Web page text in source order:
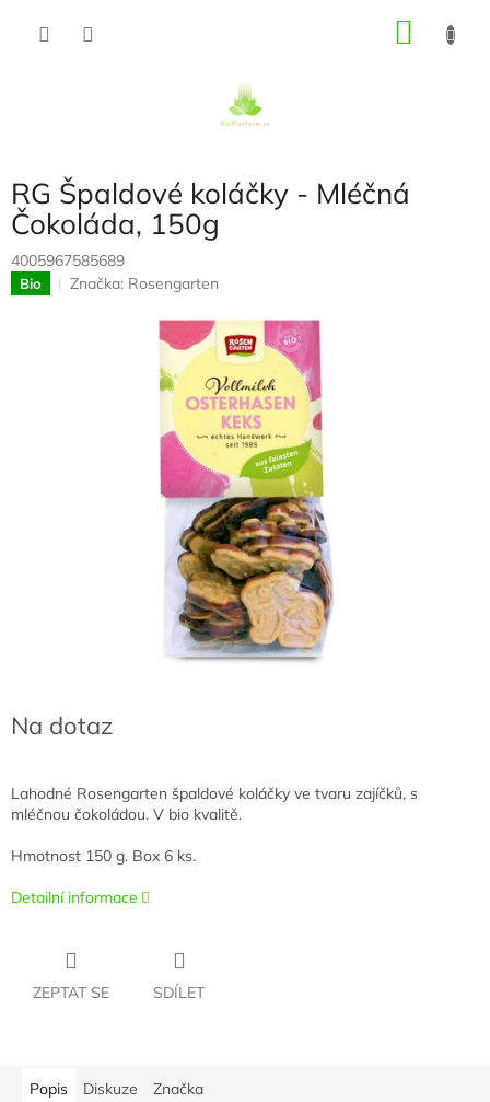
RG Špaldové koláčky - Mléčná
Čokoláda, 150g
4005967585689
Bio Značka: Rosengarten
Na dotaz
Lahodné Rosengarten špaldové koláčky ve tvaru zajíčků, s
mléčnou čokoládou. V bio kvalitě.
Hmotnost 150 g. Box 6 ks.
Detailní informace
ZEPTAT SE SDÍLET
Popis Diskuze Značka